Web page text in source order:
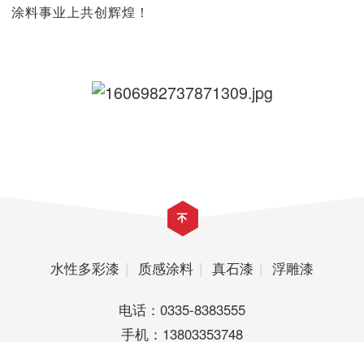
涂料事业上共创辉煌！
水性多彩漆 | 质感涂料 | 真石漆 | 浮雕漆
电话：0335-8383555
手机：13803353748